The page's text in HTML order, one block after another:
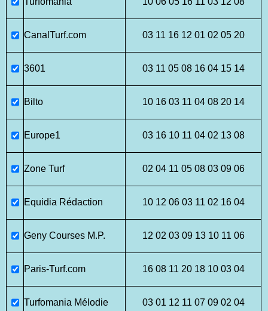
CanalTurf.com 03 11 16 12 01 02 05 20
3601 03 11 05 08 16 04 15 14
Bilto 10 16 03 11 04 08 20 14
Europe1 03 16 10 11 04 02 13 08
Zone Turf 02 04 11 05 08 03 09 06
Equidia Rédaction 10 12 06 03 11 02 16 04
Geny Courses M.P. 12 02 03 09 13 10 11 06
Paris-Turf.com 16 08 11 20 18 10 03 04
Turfomania Mélodie 03 01 12 11 07 09 02 04